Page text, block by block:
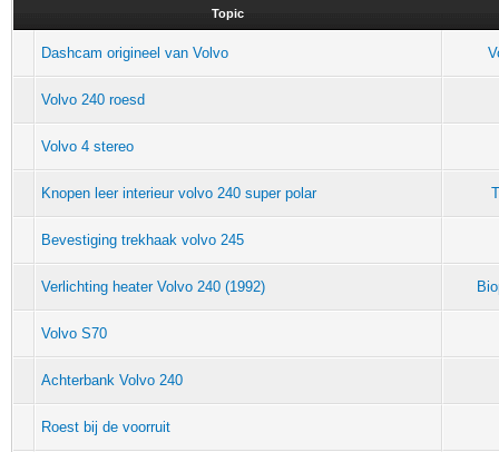
Topic
Dashcam origineel van Volvo
Volvo 240 roesd
Volvo 4 stereo
Knopen leer interieur volvo 240 super polar
Bevestiging trekhaak volvo 245
Verlichting heater Volvo 240 (1992)
Volvo S70
Achterbank Volvo 240
Roest bij de voorruit